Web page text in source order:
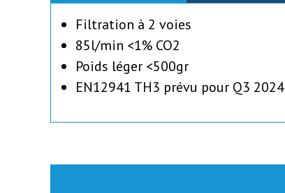
Filtration à 2 voies
85l/min <1% CO2
Poids léger <500gr
EN12941 TH3 prévu pour Q3 2024